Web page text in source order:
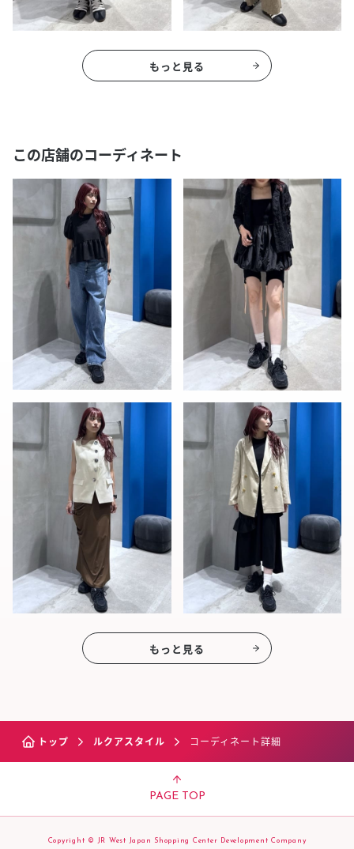
もっと見る
この店舗のコーディネート
もっと見る
トップ ルクアスタイル コーディネート詳細
PAGE TOP
Copyright © JR West Japan Shopping Center Development Company